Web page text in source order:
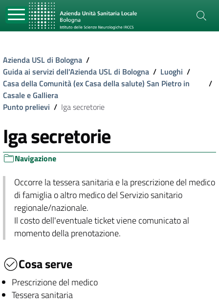
Azienda USL di Bologna /
Guida ai servizi dell'Azienda USL di Bologna / Luoghi /
Casa della Comunità (ex Casa della salute) San Pietro in
Casale e Galliera
/
Punto prelievi / Iga secretorie
Iga secretorie
Navigazione
Occorre la tessera sanitaria e la prescrizione del medico
di famiglia o altro medico del Servizio sanitario
regionale/nazionale.
Il costo dell'eventuale ticket viene comunicato al
momento della prenotazione.
Cosa serve
Prescrizione del medico
Tessera sanitaria